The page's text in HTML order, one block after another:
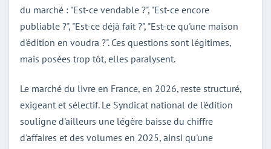
du marché : "Est-ce vendable ?", "Est-ce encore
publiable ?", "Est-ce déjà fait ?", "Est-ce qu'une maison
d'édition en voudra ?". Ces questions sont légitimes,
mais posées trop tôt, elles paralysent.
Le marché du livre en France, en 2026, reste structuré,
exigeant et sélectif. Le Syndicat national de l'édition
souligne d'ailleurs une légère baisse du chiffre
d'affaires et des volumes en 2025, ainsi qu'une